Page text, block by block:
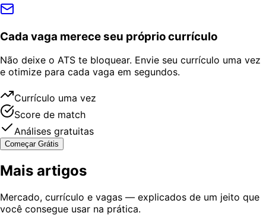
Cada vaga merece seu próprio currículo
Não deixe o ATS te bloquear. Envie seu currículo uma vez
e otimize para cada vaga em segundos.
Currículo uma vez
Score de match
Análises gratuitas
Começar Grátis
Mais artigos
Mercado, currículo e vagas — explicados de um jeito que
você consegue usar na prática.